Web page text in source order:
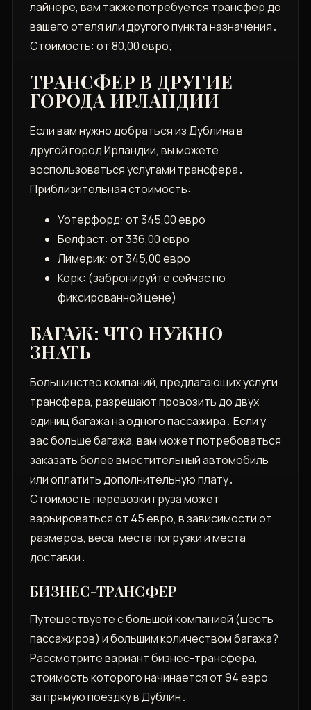
лайнере‚ вам также потребуется трансфер до
вашего отеля или другого пункта назначения․
Стоимость: от 80‚00 евро;
ТРАНСФЕР В ДРУГИЕ
ГОРОДА ИРЛАНДИИ
Если вам нужно добраться из Дублина в
другой город Ирландии‚ вы можете
воспользоваться услугами трансфера․
Приблизительная стоимость:
Уотерфорд: от 345‚00 евро
Белфаст: от 336‚00 евро
Лимерик: от 345‚00 евро
Корк: (забронируйте сейчас по
фиксированной цене)
БАГАЖ: ЧТО НУЖНО
ЗНАТЬ
Большинство компаний‚ предлагающих услуги
трансфера‚ разрешают провозить до двух
единиц багажа на одного пассажира․ Если у
вас больше багажа‚ вам может потребоваться
заказать более вместительный автомобиль
или оплатить дополнительную плату․
Стоимость перевозки груза может
варьироваться от 45 евро‚ в зависимости от
размеров‚ веса‚ места погрузки и места
доставки․
БИЗНЕС-ТРАНСФЕР
Путешествуете с большой компанией (шесть
пассажиров) и большим количеством багажа?
Рассмотрите вариант бизнес-трансфера‚
стоимость которого начинается от 94 евро
за прямую поездку в Дублин․